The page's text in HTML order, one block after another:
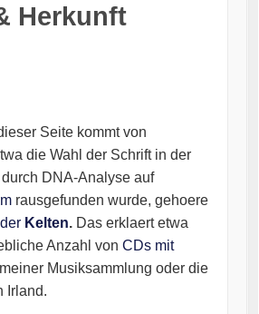
Herkunft
Seite kommt von
die Wahl der Schrift in der
DNA-Analyse auf
rausgefunden wurde, gehoere
Kelten. Das erklaert etwa
Anzahl von CDs mit
Musiksammlung oder die
Irland.